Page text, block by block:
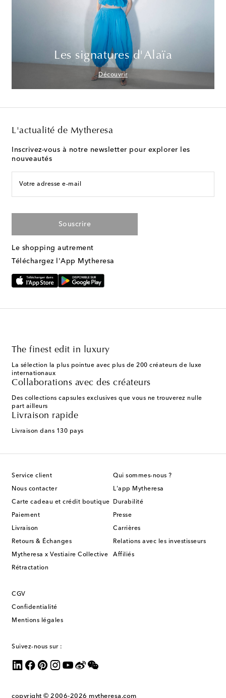
Les signatures d'Alaïa
Découvrir
L'actualité de Mytheresa
Inscrivez-vous à notre newsletter pour explorer les
nouveautés
Votre adresse e-mail
Souscrire
Le shopping autrement
Téléchargez l'App Mytheresa
The finest edit in luxury
La sélection la plus pointue avec plus de 200 créateurs de luxe
internationaux
Collaborations avec des créateurs
Des collections capsules exclusives que vous ne trouverez nulle
part ailleurs
Livraison rapide
Livraison dans 130 pays
Service client
Nous contacter
Carte cadeau et crédit boutique
Paiement
Livraison
Retours & Échanges
Mytheresa x Vestiaire Collective
Rétractation
Qui sommes-nous ?
L'app Mytheresa
Durabilité
Presse
Carrières
Relations avec les investisseurs
Affiliés
CGV
Confidentialité
Mentions légales
Suivez-nous sur :
copyright © 2006-2026 mytheresa.com